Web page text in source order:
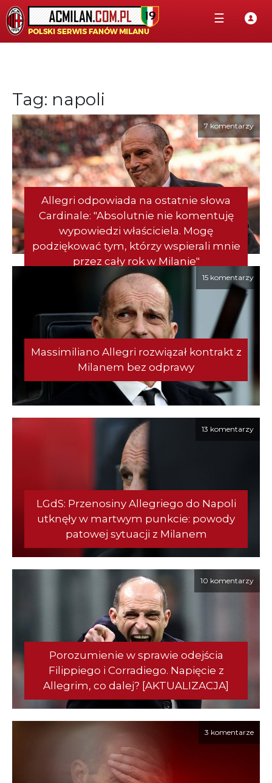
☰
Tag: napoli
7 komentarzy
Allegri odpowiada na ostatnie słowa
Cardinale: "Absolutnie nie komentuję
wypowiedzi właściciela. Mogę
podziękować tym, którzy wspierali mnie
przez cały rok w Milanie"
15 komentarzy
Massimiliano Allegri rozwiązał kontrakt z
Milanem bez odprawy
13 komentarzy
LGdS: Przenosiny Allegriego do Napoli
utknęły w martwym punkcie: powody
patowej sytuacji z Milanem
10 komentarzy
Porozumienie w sprawie odejścia
Filippiego i Corradiego. Napięcie z
Allegrim, co dalej? [AKTUALIZACJA]
3 komentarze